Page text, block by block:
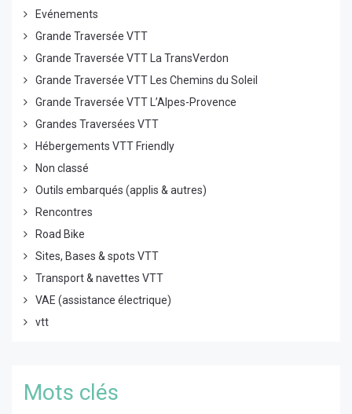
Evénements
Grande Traversée VTT
Grande Traversée VTT La TransVerdon
Grande Traversée VTT Les Chemins du Soleil
Grande Traversée VTT L’Alpes-Provence
Grandes Traversées VTT
Hébergements VTT Friendly
Non classé
Outils embarqués (applis & autres)
Rencontres
Road Bike
Sites, Bases & spots VTT
Transport & navettes VTT
VAE (assistance électrique)
vtt
Mots clés